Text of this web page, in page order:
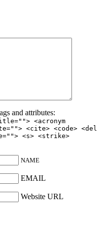
and attributes:
<acronym
<cite> <code> <del
<s> <strike>
NAME
EMAIL
Website URL